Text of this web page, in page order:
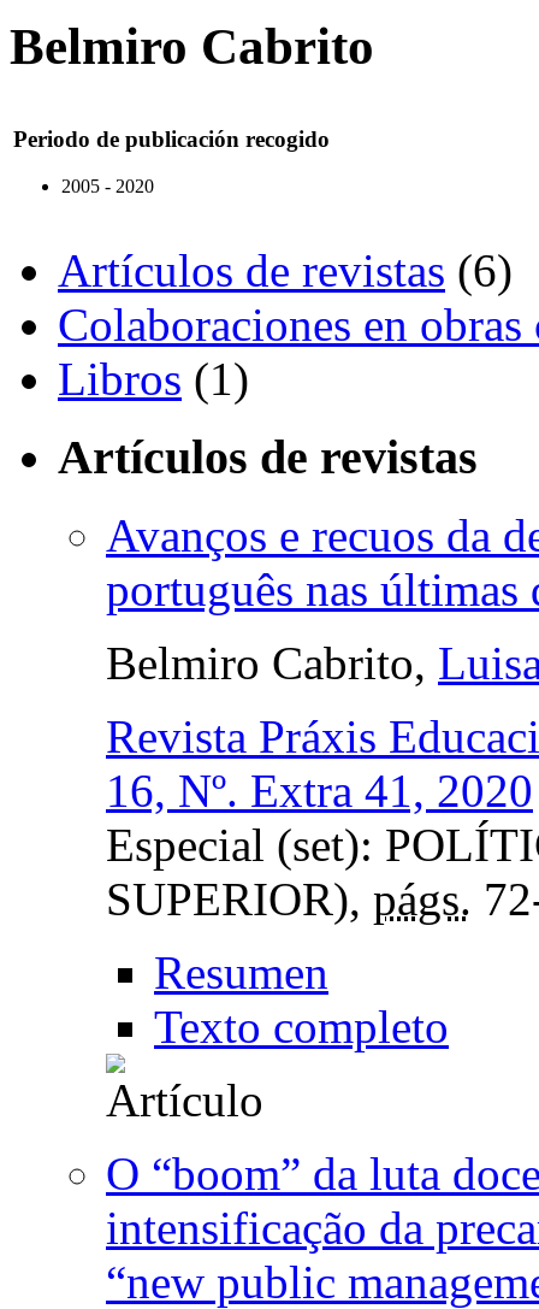
Belmiro Cabrito
Periodo de publicación recogido
2005 - 2020
Artículos de revistas (6)
Colaboraciones en
Libros (1)
Artículos de revistas
Avanços e recuos da
português nas últimas
Belmiro Cabrito,
Revista Práxis
16, Nº. Extra 41, 2020
Especial (set):
SUPERIOR), págs.
Resumen
Texto completo
O “boom” da luta
intensificação da
“new public